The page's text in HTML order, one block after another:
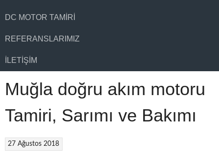
DC MOTOR TAMIRI
REFERANSLARIMIZ
İLETIŞIM
Muğla doğru akım motoru
Tamiri, Sarımı ve Bakımı
27 Ağustos 2018